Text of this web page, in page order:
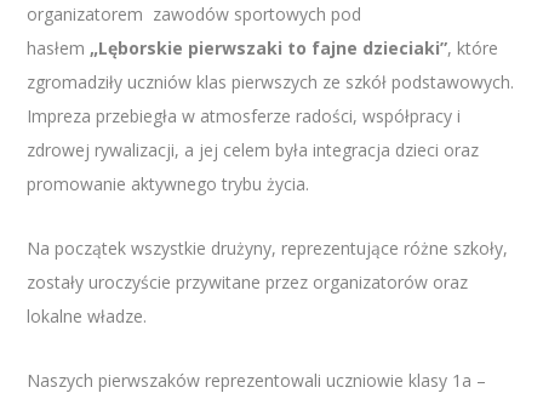
organizatorem zawodów sportowych pod
hasłem „Lęborskie pierwszaki to fajne dzieciaki”, które
zgromadziły uczniów klas pierwszych ze szkół podstawowych.
Impreza przebiegła w atmosferze radości, współpracy i
zdrowej rywalizacji, a jej celem była integracja dzieci oraz
promowanie aktywnego trybu życia.
Na początek wszystkie drużyny, reprezentujące różne szkoły,
zostały uroczyście przywitane przez organizatorów oraz
lokalne władze.
Naszych pierwszaków reprezentowali uczniowie klasy 1a –